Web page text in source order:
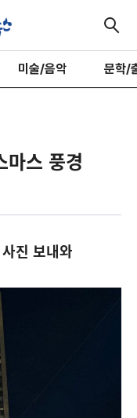
미술/음악 문학/
스 풍경
진 보내와